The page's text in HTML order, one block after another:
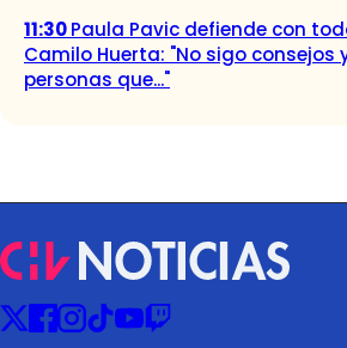
11:30Paula Pavic defiende con
Camilo Huerta: "No sigo consejos
personas que..."